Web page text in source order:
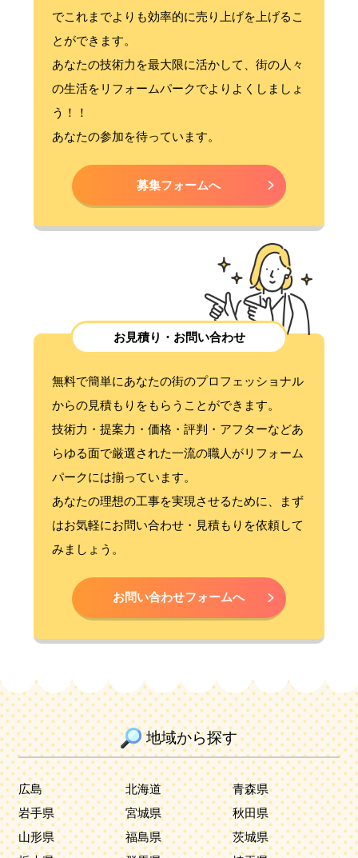
でこれまでよりも効率的に売り上げを上げるこ
とができます。
あなたの技術力を最大限に活かして、街の人々
の生活をリフォームパークでよりよくしましょ
う！！
あなたの参加を待っています。
募集フォームへ
お見積り・お問い合わせ
無料で簡単にあなたの街のプロフェッショナル
からの見積もりをもらうことができます。
技術力・提案力・価格・評判・アフターなどあ
らゆる面で厳選された一流の職人がリフォーム
パークには揃っています。
あなたの理想の工事を実現させるために、まず
はお気軽にお問い合わせ・見積もりを依頼して
みましょう。
お問い合わせフォームへ
地域から探す
広島 北海道
青森県
岩手県
宮城県
秋田県
山形県
福島県
茨城県